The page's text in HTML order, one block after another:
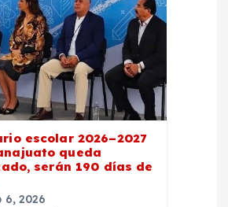
escolar 2026–2027
queda
serán 190 días de
6, 2026